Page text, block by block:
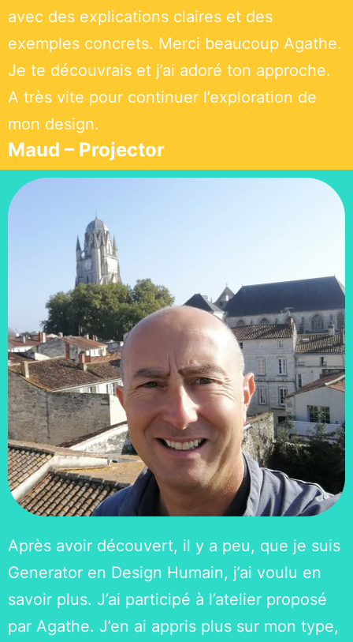
avec des explications claires et des
exemples concrets. Merci beaucoup Agathe.
Je te découvrais et j’ai adoré ton approche.
A très vite pour continuer l’exploration de
mon design.
Maud – Projector
Après avoir découvert, il y a peu, que je suis
Generator en Design Humain, j’ai voulu en
savoir plus. J’ai participé à l’atelier proposé
par Agathe. J’en ai appris plus sur mon type,